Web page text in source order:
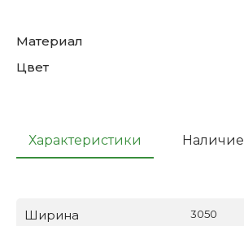
Материал
Цвет
Характеристики Наличие
Ширина 3050